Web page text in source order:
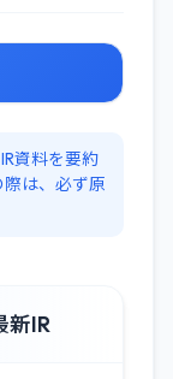
資料を要約
は、必ず原
新IR